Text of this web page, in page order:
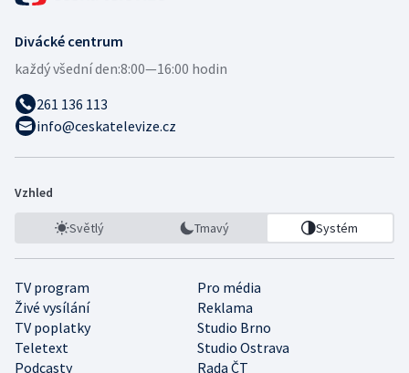
Divácké centrum
každý všední den:8:00—16:00 hodin
261 136 113
info@ceskatelevize.cz
Vzhled
Světlý Tmavý Systém
TV program
Pro média
Živé vysílání
Reklama
TV poplatky
Studio Brno
Teletext
Studio Ostrava
Podcasty
Rada ČT